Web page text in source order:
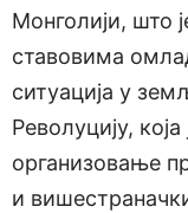
Монголији, што
ставовима
ситуација у
Револуцију,
организовање
и